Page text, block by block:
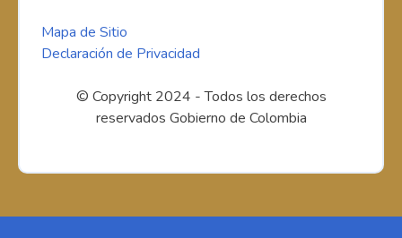
Mapa de Sitio
Declaración de Privacidad
© Copyright 2024 - Todos los derechos
reservados Gobierno de Colombia